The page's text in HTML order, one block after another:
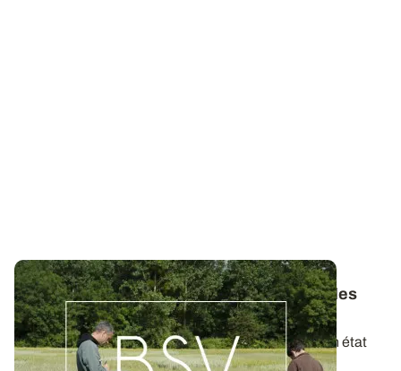
Bulletins de Santé du Végétal - Consultez les
derniers BSV de votre région
Ces bulletins, publiés chaque semaine, dressent un état
des lieux exhaustif des cultures...